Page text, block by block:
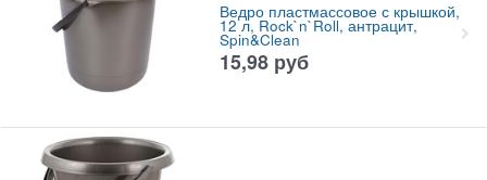
Ведро пластмассовое с крышкой,
12 л, Rock`n`Roll, антрацит,
Spin&Clean
15,98 руб